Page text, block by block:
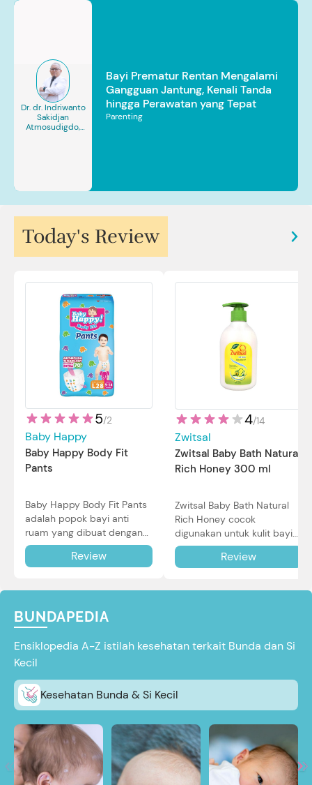
Dr. dr. Indriwanto
Sakidjan
Atmosudigdo,
Bayi Prematur Rentan Mengalami
Gangguan Jantung, Kenali Tanda
hingga Perawatan yang Tepat
Parenting
Today's Review
5/2
Baby Happy
Baby Happy Body Fit
Pants
Baby Happy Body Fit Pants
adalah popok bayi anti
ruam yang dibuat dengan
teknologi Air Through
Technology.Review
4/14
Zwitsal
Zwitsal Baby Bath Natural
Rich Honey 300 ml
Zwitsal Baby Bath Natural
Rich Honey cocok
digunakan untuk kulit bayi
baru lahir bahkan kulit
sensitif sekalipun. Simak
Review
BUNDAPEDIA
Ensiklopedia A-Z istilah kesehatan terkait Bunda dan Si
Kecil
Kesehatan Bunda & Si Kecil